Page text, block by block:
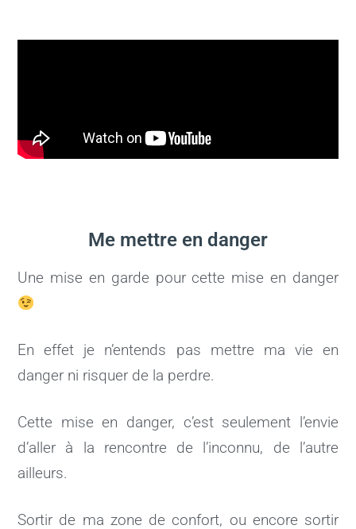
Me mettre en danger
Une mise en garde pour cette mise en danger
En effet je n’entends pas mettre ma vie en
danger ni risquer de la perdre.
Cette mise en danger, c’est seulement l’envie
d’aller à la rencontre de l’inconnu, de l’autre
ailleurs.
Sortir de ma zone de confort, ou encore sortir